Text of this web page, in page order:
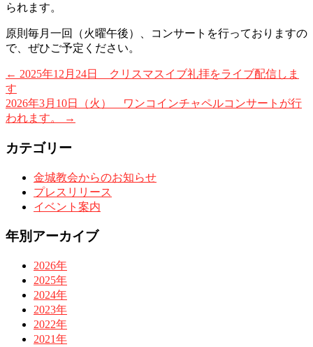
られます。
原則毎月一回（火曜午後）、コンサートを行っておりますの
で、ぜひご予定ください。
← 2025年12月24日 クリスマスイブ礼拝をライブ配信しま
す
2026年3月10日（火） ワンコインチャペルコンサートが行
われます。
→
カテゴリー
金城教会からのお知らせ
プレスリリース
イベント案内
年別アーカイブ
2026年
2025年
2024年
2023年
2022年
2021年